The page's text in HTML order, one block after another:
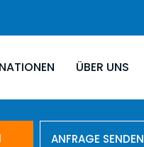
ÜBER UNS
ANFRAGE SENDEN